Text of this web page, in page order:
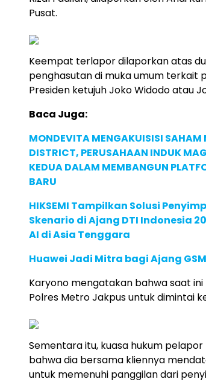
Pusat.
Keempat terlapor dilaporkan atas
penghasutan di muka umum terkait
Presiden ketujuh Joko Widodo atau
Baca Juga:
MONDEVITA MENGAKUISISI SAHAM
DISTRICT, PERUSAHAAN INDUK
KEDUA DALAM MEMBANGUN
BARU
HIKSEMI Tampilkan Solusi
Skenario di Ajang DTI Indonesia
AI di Asia Tenggara
Huawei Jadi Mitra bagi Ajang
Karyono mengatakan bahwa saat
Polres Metro Jakpus untuk dimintai
Sementara itu, kuasa hukum
bahwa dia bersama kliennya
untuk memenuhi panggilan dari